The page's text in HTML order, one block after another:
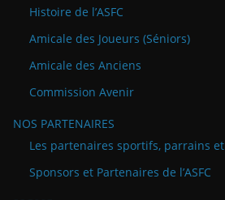
Histoire de l’ASFC
Amicale des Joueurs (Séniors)
Amicale des Anciens
Commission Avenir
NOS PARTENAIRES
Les partenaires sportifs, parrains
Sponsors et Partenaires de l’ASFC